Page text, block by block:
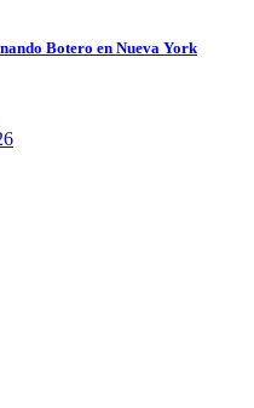
Botero en Nueva York